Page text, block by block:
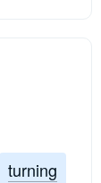
turning